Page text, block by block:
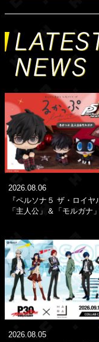
2026.08.06
『ペルソナ５ ザ・ロイヤ
「主人公」＆「モルガナ
2026.08.05